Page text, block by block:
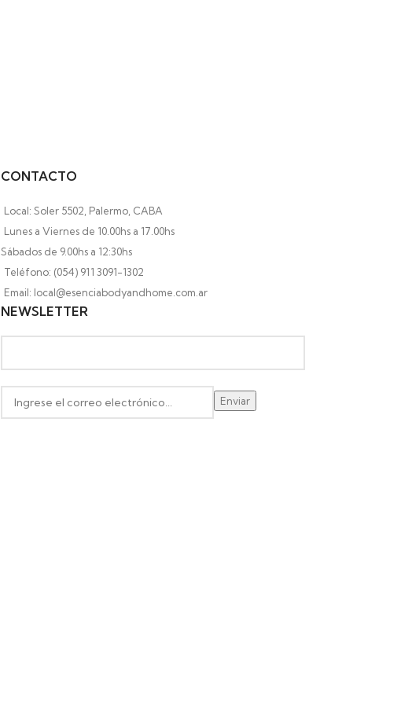
CONTACTO
Local: Soler 5502, Palermo, CABA
Lunes a Viernes de 10.00hs a 17.00hs
Sábados de 9.00hs a 12:30hs
Teléfono: (054) 911 3091-1302
Email: local@esenciabodyandhome.com.ar
NEWSLETTER